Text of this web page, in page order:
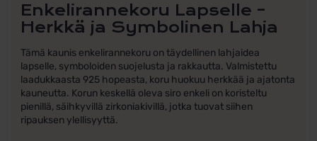
Enkelirannekoru Lapselle –
Herkkä ja Symbolinen Lahja
Tämä kaunis enkelirannekoru on täydellinen lahjaidea
lapselle, symboloiden suojelusta ja rakkautta. Valmistettu
laadukkaasta 925 hopeasta, koru huokuu herkkää ja ajatonta
kauneutta. Korun keskellä oleva siro enkeli on koristeltu
pienillä, säihkyvillä zirkoniakivillä, jotka tuovat siihen
ripauksen ylellisyyttä.